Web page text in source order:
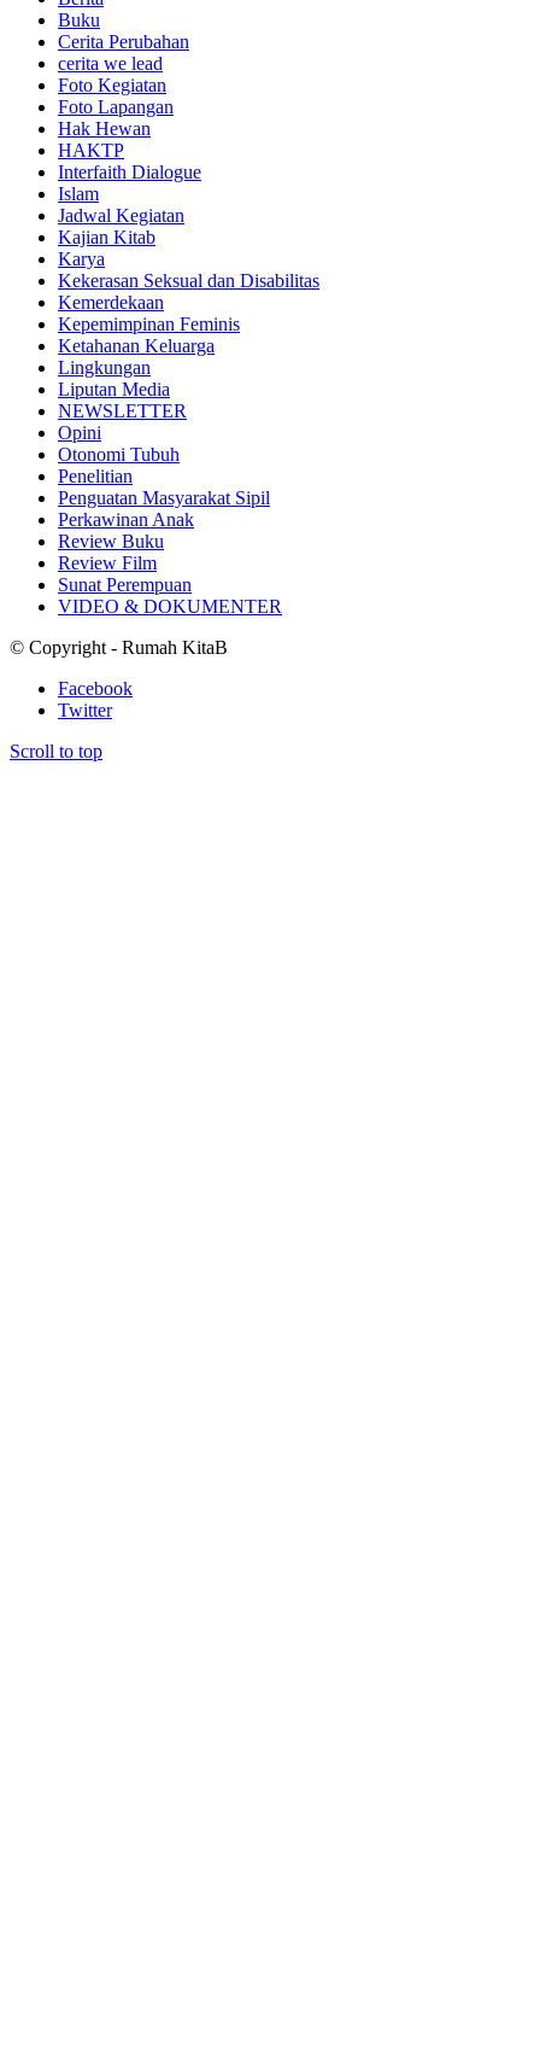
Buku
Cerita Perubahan
cerita we lead
Foto Kegiatan
Foto Lapangan
Hak Hewan
HAKTP
Interfaith Dialogue
Islam
Jadwal Kegiatan
Kajian Kitab
Karya
Kekerasan Seksual dan Disabilitas
Kemerdekaan
Kepemimpinan Feminis
Ketahanan Keluarga
Lingkungan
Liputan Media
NEWSLETTER
Opini
Otonomi Tubuh
Penelitian
Penguatan Masyarakat Sipil
Perkawinan Anak
Review Buku
Review Film
Sunat Perempuan
VIDEO & DOKUMENTER
© Copyright - Rumah KitaB
Facebook
Twitter
Scroll to top